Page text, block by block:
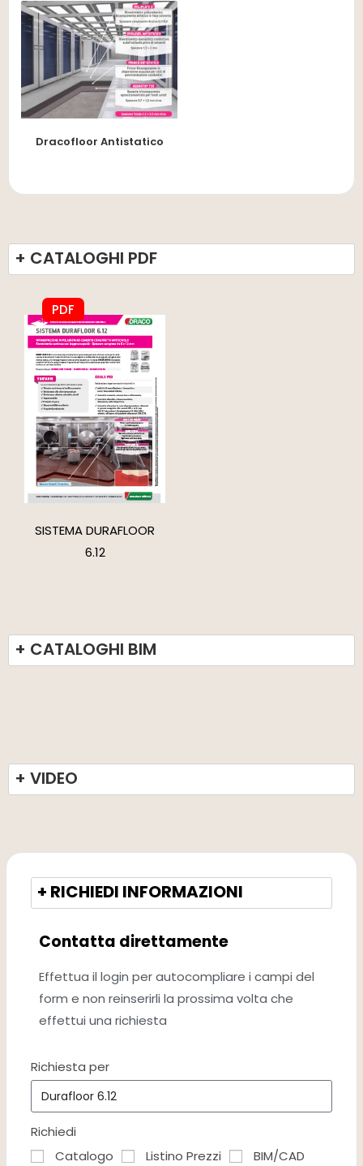
Dracofloor Antistatico
+ CATALOGHI PDF
PDF
SISTEMA DURAFLOOR
6.12
+ CATALOGHI BIM
+ VIDEO
+ RICHIEDI INFORMAZIONI
Contatta direttamente
Effettua il login per autocompliare i campi del
form e non reinserirli la prossima volta che
effettui una richiesta
Richiesta per
Richiedi
Catalogo
Listino Prezzi
BIM/CAD